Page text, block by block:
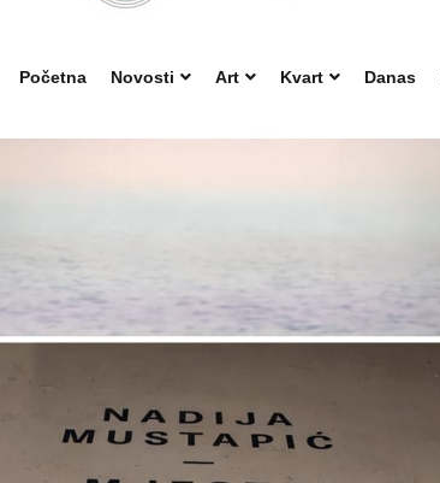
Početna
Novosti Art Kvart Danas